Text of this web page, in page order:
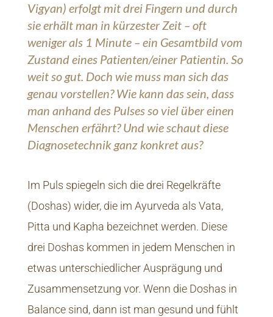
Vigyan) erfolgt mit drei Fingern und durch
sie erhält man in kürzester Zeit – oft
weniger als 1 Minute – ein Gesamtbild vom
Zustand eines Patienten/einer Patientin. So
weit so gut. Doch wie muss man sich das
genau vorstellen? Wie kann das sein, dass
man anhand des Pulses so viel über einen
Menschen erfährt? Und wie schaut diese
Diagnosetechnik ganz konkret aus?
Im Puls spiegeln sich die drei Regelkräfte
(Doshas) wider, die im Ayurveda als Vata,
Pitta und Kapha bezeichnet werden. Diese
drei Doshas kommen in jedem Menschen in
etwas unterschiedlicher Ausprägung und
Zusammensetzung vor. Wenn die Doshas in
Balance sind, dann ist man gesund und fühlt